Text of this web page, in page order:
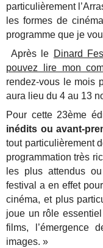
particulièrement
les formes de
programme que je
Après le Dinard
pouvez lire mon
rendez-vous le mois
aura lieu du 4 au 13
Pour cette 23ème
inédits ou avant-
tout particulièrement
programmation très
les plus attendus
festival a en effet
cinéma, et plus
joue un rôle
films, l’émergence
images. »